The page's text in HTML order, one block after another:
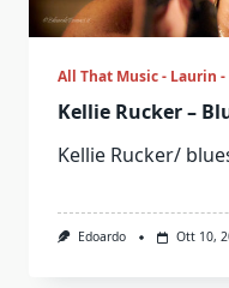
All That Music - Laurin
Kellie Rucker –
Kellie Rucker/
Edoardo Ott 10,